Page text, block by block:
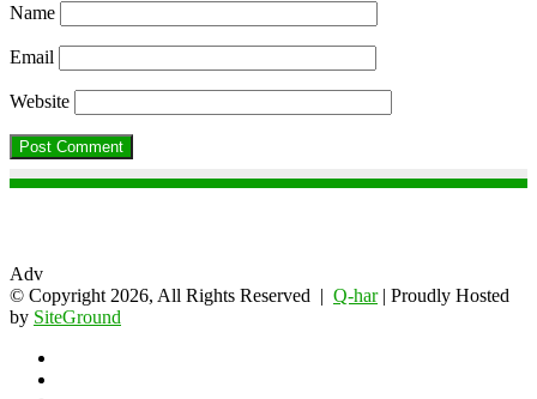
Name
Email
Website
Adv
© Copyright 2026, All Rights Reserved | Q-har| Proudly Hosted
by SiteGround